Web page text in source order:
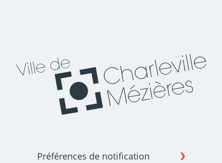
Préférences de notification